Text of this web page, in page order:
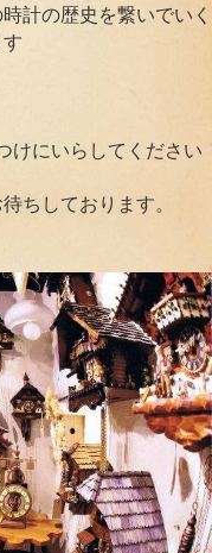
計の歴史を繋いでいく
けにいらしてください
ちしております。